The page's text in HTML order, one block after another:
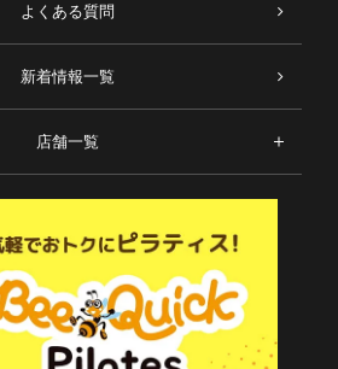
よくある質問
新着情報一覧
店舗一覧